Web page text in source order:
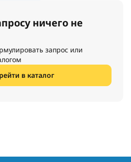
ничего не
запрос или
в каталог